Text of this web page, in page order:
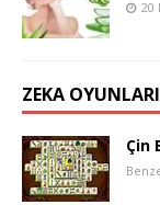
20
ZEKA OYUNLARI
Çin